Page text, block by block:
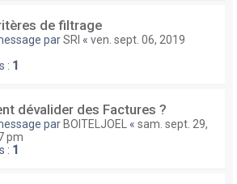
de filtrage
parSRI « ven. sept. 06, 2019
: 1
dévalider des Factures ?
par BOITELJOEL « sam. sept. 29,
pm
: 1